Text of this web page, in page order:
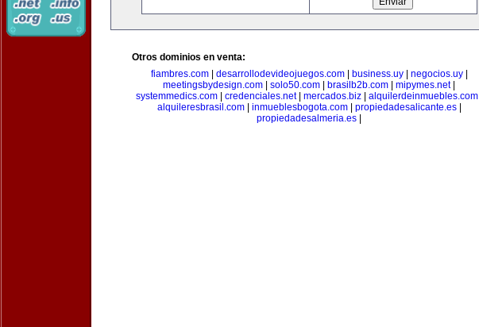
Otros dominios en venta:
fiambres.com| desarrollodevideojuegos.com| business.uy| negocios.uy|
meetingsbydesign.com
solo50.com brasilb2b.com mipymes.net|
systemmedics.com| credenciales.net| mercados.biz| alquilerdeinmuebles.com|
alquileresbrasil.com| inmueblesbogota.com| propiedadesalicante.es|
propiedadesalmeria.es